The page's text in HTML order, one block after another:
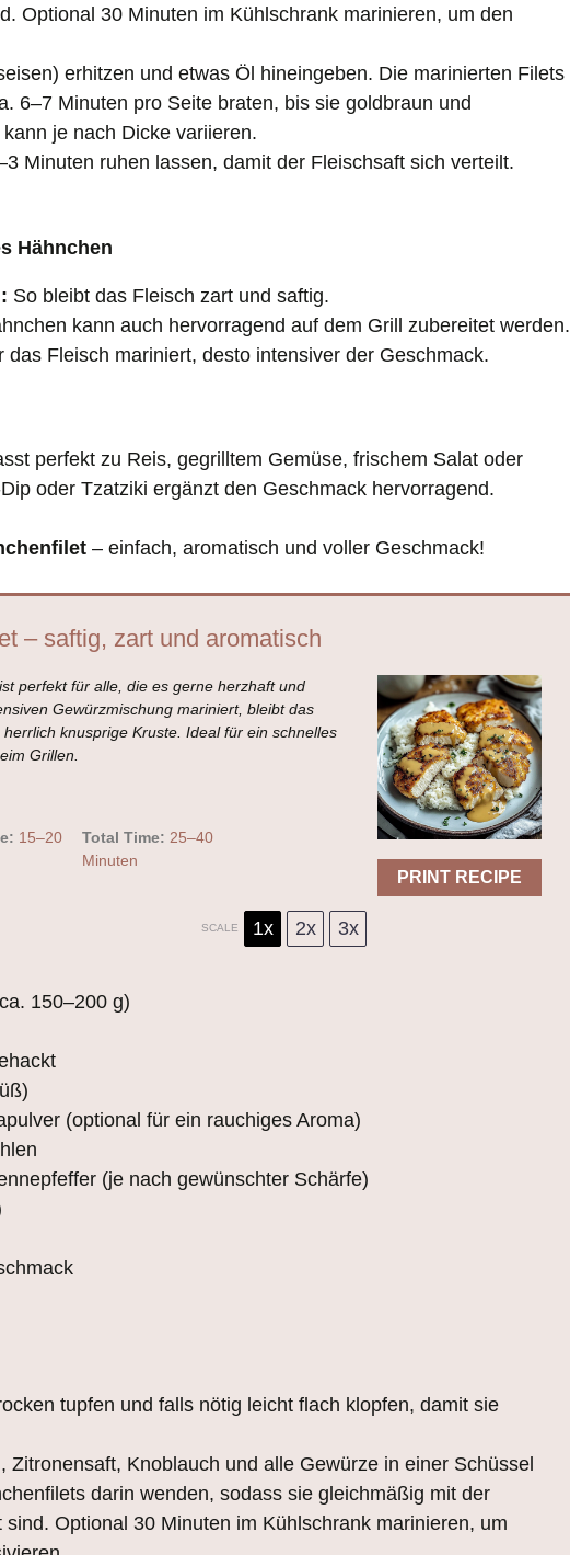
Optional 30 Minuten im Kühlschrank marinieren, um den
erhitzen und etwas Öl hineingeben. Die marinierten Filets
6–7 Minuten pro Seite braten, bis sie goldbraun und
je nach Dicke variieren.
Minuten ruhen lassen, damit der Fleischsaft sich verteilt.
Hähnchen
So bleibt das Fleisch zart und saftig.
kann auch hervorragend auf dem Grill zubereitet werden.
das Fleisch mariniert, desto intensiver der Geschmack.
perfekt zu Reis, gegrilltem Gemüse, frischem Salat oder
oder Tzatziki ergänzt den Geschmack hervorragend.
– einfach, aromatisch und voller Geschmack!
– saftig, zart und aromatisch
PRINT RECIPE
perfekt für alle, die es gerne herzhaft und
Gewürzmischung mariniert, bleibt das
knusprige Kruste. Ideal für ein schnelles
Grillen.
15–20
Total Time: 25–40
Minuten
SCALE 1x 2x 3x
150–200 g)
(optional für ein rauchiges Aroma)
(je nach gewünschter Schärfe)
tupfen und falls nötig leicht flach klopfen, damit sie
Zitronensaft, Knoblauch und alle Gewürze in einer Schüssel
darin wenden, sodass sie gleichmäßig mit der
Optional 30 Minuten im Kühlschrank marinieren, um